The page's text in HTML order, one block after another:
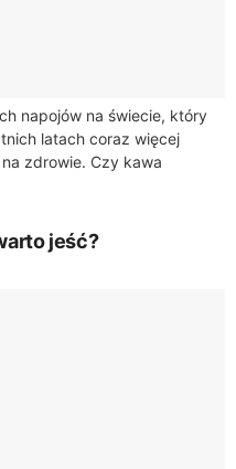
napojów na świecie, który
latach coraz więcej
zdrowie. Czy kawa
jeść?